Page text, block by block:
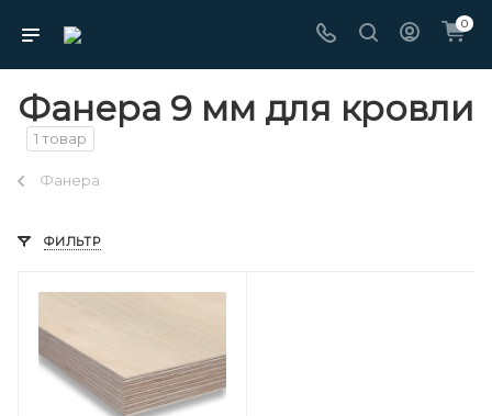
0
Фанера 9 мм для кровли
1 товар
Фанера
ФИЛЬТР